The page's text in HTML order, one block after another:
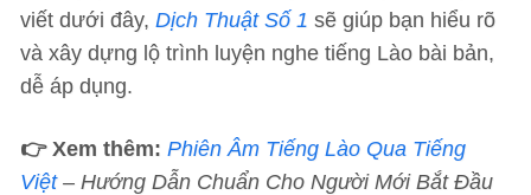
viết dưới đây, Dịch Thuật Số 1 sẽ giúp bạn hiểu rõ
và xây dựng lộ trình luyện nghe tiếng Lào bài bản,
dễ áp dụng.
👉 Xem thêm: Phiên Âm Tiếng Lào Qua Tiếng
Việt – Hướng Dẫn Chuẩn Cho Người Mới Bắt Đầu